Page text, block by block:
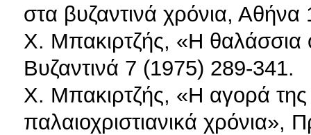
στα βυζαντινά χρόνια, Αθήνα
Χ. Μπακιρτζής, «Η
Βυζαντινά 7 (1975) 289-341.
Χ. Μπακιρτζής, «Η αγορά
παλαιοχριστιανικά χρόνια»,